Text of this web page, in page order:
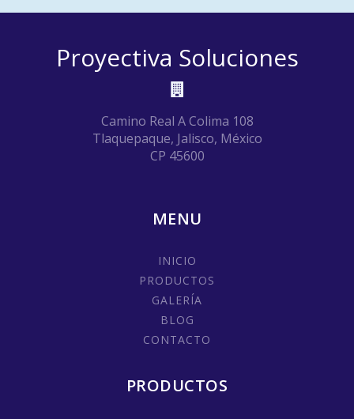
Proyectiva Soluciones
Camino Real A Colima 108
Tlaquepaque, Jalisco, México
CP 45600
MENU
INICIO
PRODUCTOS
GALERÍA
BLOG
CONTACTO
PRODUCTOS